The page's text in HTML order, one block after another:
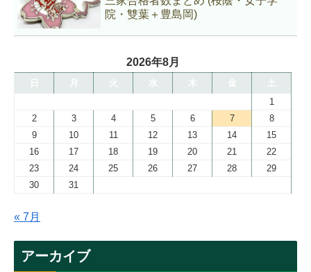
院・雙葉＋豊島岡)
2026年8月
日 月 火 水 木 金
土
1
2
3 4 5 6 7
8
9
10 11 12 13 14
15
16
17 18 19 20 21
22
23
24 25 26 27 28
29
30
31
« 7月
アーカイブ